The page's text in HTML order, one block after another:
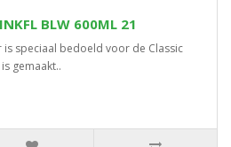
BLW 600ML 21
is speciaal bedoeld voor de Classic
gemaakt..